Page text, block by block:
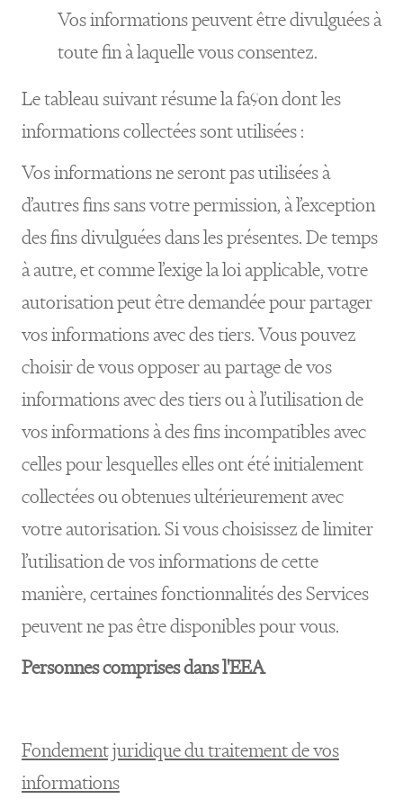
Vos informations peuvent être divulguées à
toute fin à laquelle vous consentez.
Le tableau suivant résume la façon dont les
informations collectées sont utilisées :
Vos informations ne seront pas utilisées à
d’autres fins sans votre permission, à l’exception
des fins divulguées dans les présentes. De temps
à autre, et comme l’exige la loi applicable, votre
autorisation peut être demandée pour partager
vos informations avec des tiers. Vous pouvez
choisir de vous opposer au partage de vos
informations avec des tiers ou à l’utilisation de
vos informations à des fins incompatibles avec
celles pour lesquelles elles ont été initialement
collectées ou obtenues ultérieurement avec
votre autorisation. Si vous choisissez de limiter
l’utilisation de vos informations de cette
manière, certaines fonctionnalités des Services
peuvent ne pas être disponibles pour vous.
Personnes comprises dans l'EEA
Fondement juridique du traitement de vos
informations